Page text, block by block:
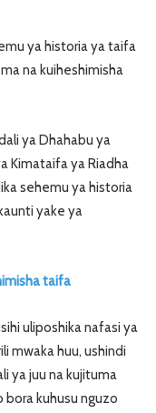
ya historia ya taifa
na kuiheshimisha
ya Dhahabu ya
Kimataifa ya Riadha
sehemu ya historia
yake ya
taifa
uliposhika nafasi ya
mwaka huu, ushindi
ya juu na kujituma
bora kuhusu nguzo